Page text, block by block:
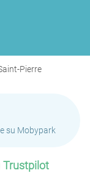
Pierre
su Mobypark
Trustpilot